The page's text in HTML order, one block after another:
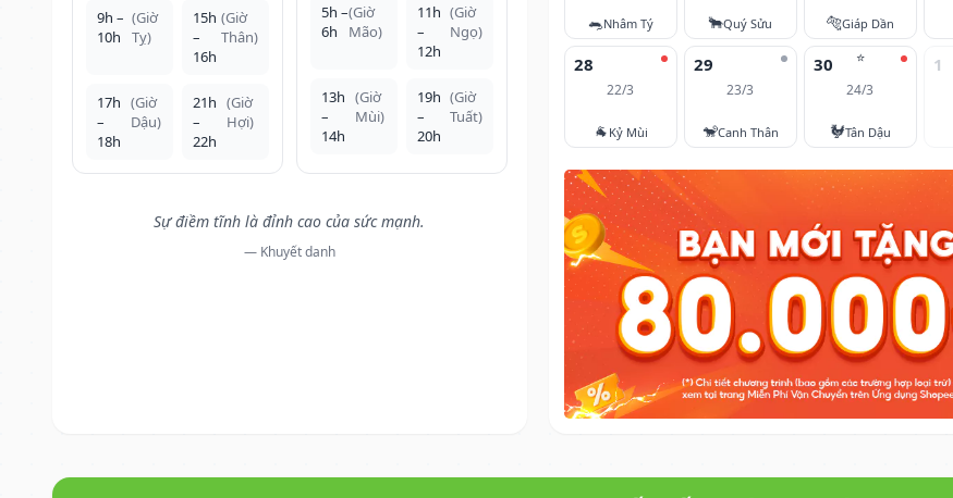
9h –
10h
(Giờ
Tỵ)
15h
–
16h
(Giờ
Thân)
17h
–
18h
(Giờ
Dậu)
21h
–
22h
(Giờ
Hợi)
5h –
6h
(Giờ
Mão)
11h
–
12h
(Giờ
Ngọ)
13h
–
14h
(Giờ
Mùi)
19h
–
20h
(Giờ
Tuất)
Sự điềm tĩnh là đỉnh cao của sức mạnh.
— Khuyết danh
🐀Nhâm Tý 🐂Quý Sửu 🐅Giáp Dần
28
22/3
🐐 Kỷ Mùi
29
23/3
🐒Canh Thân
⭐
30
24/3
🐓Tân Dậu
1